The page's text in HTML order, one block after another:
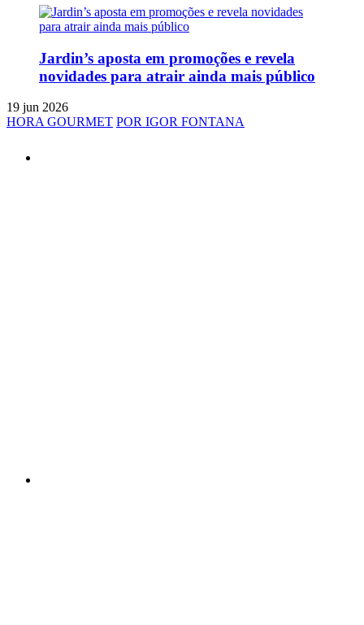
Jardin’s aposta em promoções e revela
novidades para atrair ainda mais público
19 jun 2026
HORA GOURMET POR IGOR FONTANA